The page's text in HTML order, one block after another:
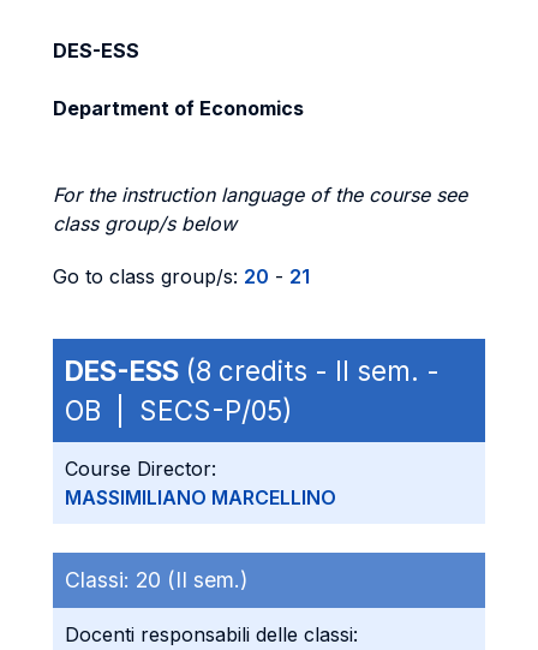
DES-ESS
Department of Economics
For the instruction language of the course see
class group/s below
Go to class group/s: 20 - 21
DES-ESS (8 credits - II sem. -
OB | SECS-P/05)
Course Director:
MASSIMILIANO MARCELLINO
Classi: 20 (II sem.)
Docenti responsabili delle classi: